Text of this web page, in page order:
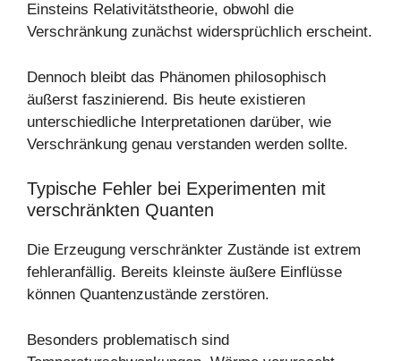
Einsteins Relativitätstheorie, obwohl die
Verschränkung zunächst widersprüchlich erscheint.
Dennoch bleibt das Phänomen philosophisch
äußerst faszinierend. Bis heute existieren
unterschiedliche Interpretationen darüber, wie
Verschränkung genau verstanden werden sollte.
Typische Fehler bei Experimenten mit
verschränkten Quanten
Die Erzeugung verschränkter Zustände ist extrem
fehleranfällig. Bereits kleinste äußere Einflüsse
können Quantenzustände zerstören.
Besonders problematisch sind